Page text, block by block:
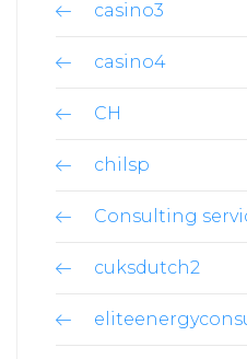
casino3
casino4
CH
chilsp
Consulting
cuksdutch2